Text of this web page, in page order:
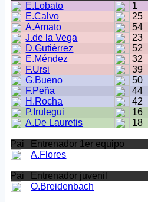
E.Lobato
1
E.Calvo
25
A.Amato
54
J.de la Vega
23
D.Gutiérrez
52
E.Méndez
32
F.Ursi
39
G.Bueno
50
F.Peña
44
H.Rocha
42
P.Irulegui
16
A.De Lauretis
18
Pai Entrenador 1er equipo
A.Flores
Pai Entrenador juvenil
O.Breidenbach